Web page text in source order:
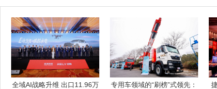
全域AI战略升维 出口11.96万
专用车领域的“刷榜”式领先：